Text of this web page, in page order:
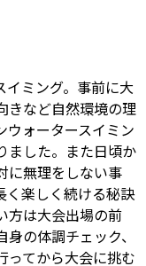
イミング。事前に大
きなど自然環境の理
ウォータースイミン
ました。また日頃か
に無理をしない事
く楽しく続ける秘訣
方は大会出場の前
の体調チェック、
ってから大会に挑む